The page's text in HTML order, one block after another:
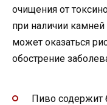
очищения от
при наличии
может оказаться
обострение
Пиво содержит